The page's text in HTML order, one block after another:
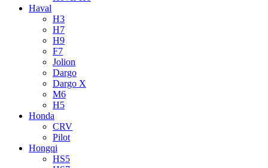
Haval
H3
H7
H9
F7
Jolion
Dargo
Dargo X
M6
H5
Honda
CRV
Pilot
Hongqi
HS5